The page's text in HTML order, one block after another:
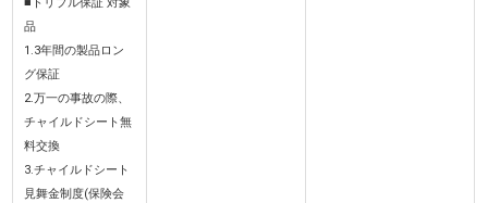
品
1.3年間の製品ロン
グ保証
2.万一の事故の際、
チャイルドシート無
料交換
3.チャイルドシート
見舞金制度(保険会